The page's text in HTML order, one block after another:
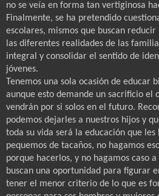
no se veía en forma tan vertiginosa
Finalmente, se ha pretendido
escolares, mismos que buscan
las diferentes realidades de las
integral y consolidar el sentido de
jóvenes.
Tenemos una sola ocasión de educar
aunque esto demande un sacrificio el
vendrán por si solos en el futuro.
podemos dejarles a nuestros hijos y
toda su vida será la educación que
pequemos de tacaños, no hagamos
porque hacerlos, y no hagamos caso
buscan una oportunidad para figurar
tener el menor criterio de lo que es